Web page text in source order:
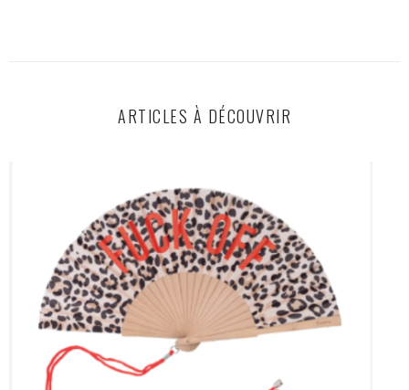
ARTICLES À DÉCOUVRIR